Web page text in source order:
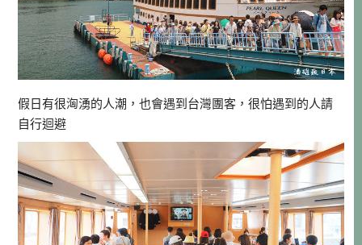
假日有很洶湧的人潮，也會遇到台灣團客，很怕遇到的人請
自行迴避